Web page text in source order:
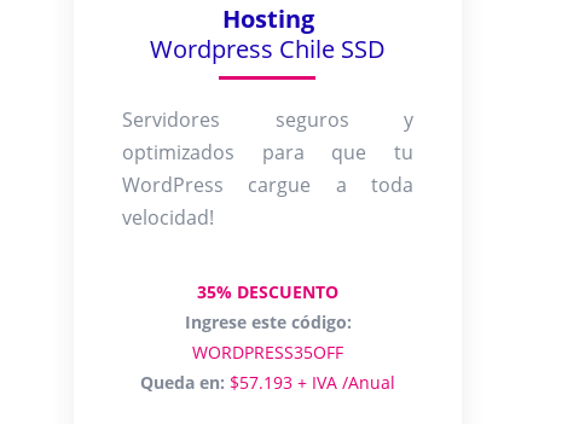
Hosting
Wordpress Chile SSD
Servidores seguros y
optimizados para que tu
WordPress cargue a toda
velocidad!
35% DESCUENTO
Ingrese este código:
WORDPRESS35OFF
Queda en: $57.193 + IVA /Anual